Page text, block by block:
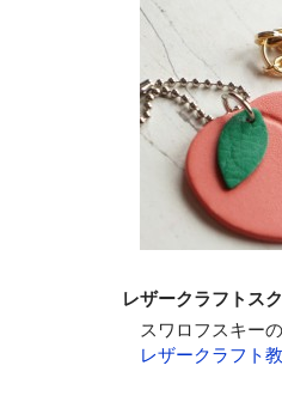
レザークラフトス
スワロフスキー
レザークラフト